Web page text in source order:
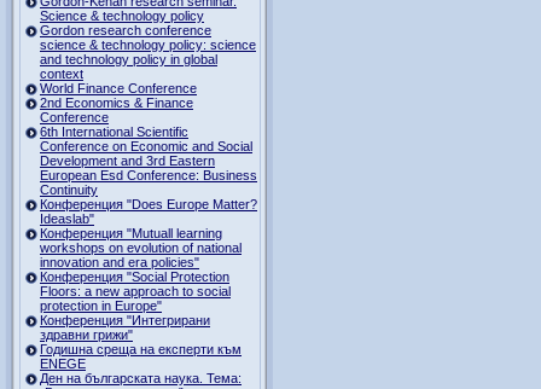
Science & technology policy
Gordon research сonference
science & technology policy: science
and technology policy in global
context
World Finance Conference
2nd Economics & Finance
Conference
6th International Scientific
Conference оn Economic and Social
Development and 3rd Eastern
European Esd Conference: Business
Continuity
Конференция "Does Europe Matter?
Ideaslab"
Конференция "Mutuall learning
workshops on evolution of national
innovation and era policies"
Конференция "Social Protection
Floors: a new approach to social
protection in Europe"
Конференция "Интегрирани
здравни грижи"
Годишна среща на експерти към
ENEGE
Ден на българската наука. Тема: